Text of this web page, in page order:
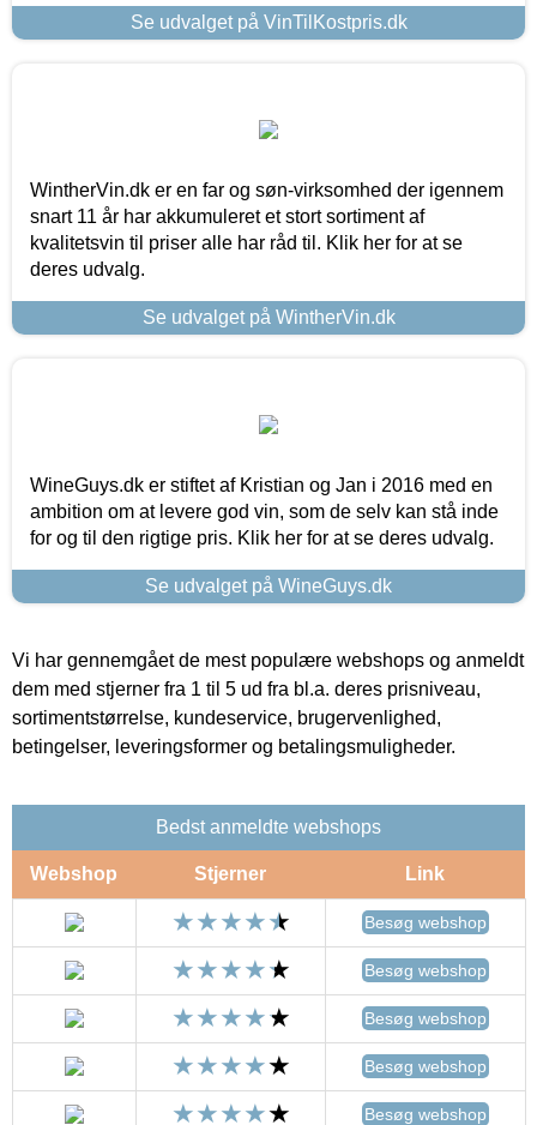
Se udvalget på VinTilKostpris.dk
WintherVin.dk er en far og søn-virksomhed der igennem
snart 11 år har akkumuleret et stort sortiment af
kvalitetsvin til priser alle har råd til. Klik her for at se
deres udvalg.
Se udvalget på WintherVin.dk
WineGuys.dk er stiftet af Kristian og Jan i 2016 med en
ambition om at levere god vin, som de selv kan stå inde
for og til den rigtige pris. Klik her for at se deres udvalg.
Se udvalget på WineGuys.dk
Vi har gennemgået de mest populære webshops og anmeldt
dem med stjerner fra 1 til 5 ud fra bl.a. deres prisniveau,
sortimentstørrelse, kundeservice, brugervenlighed,
betingelser, leveringsformer og betalingsmuligheder.
Bedst anmeldte webshops
Webshop Stjerner Link
Besøg webshop
Besøg webshop
Besøg webshop
Besøg webshop
Besøg webshop